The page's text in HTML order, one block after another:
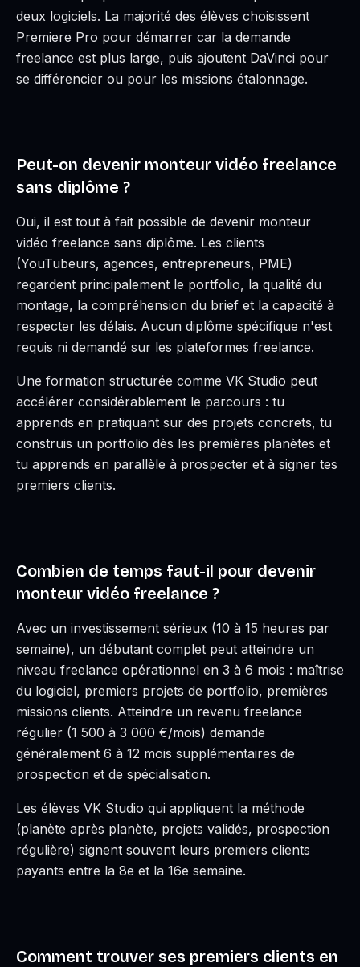
deux logiciels. La majorité des élèves choisissent
Premiere Pro pour démarrer car la demande
freelance est plus large, puis ajoutent DaVinci pour
se différencier ou pour les missions étalonnage.
Peut-on devenir monteur vidéo freelance
sans diplôme ?
Oui, il est tout à fait possible de devenir monteur
vidéo freelance sans diplôme. Les clients
(YouTubeurs, agences, entrepreneurs, PME)
regardent principalement le portfolio, la qualité du
montage, la compréhension du brief et la capacité à
respecter les délais. Aucun diplôme spécifique n'est
requis ni demandé sur les plateformes freelance.
Une formation structurée comme VK Studio peut
accélérer considérablement le parcours : tu
apprends en pratiquant sur des projets concrets, tu
construis un portfolio dès les premières planètes et
tu apprends en parallèle à prospecter et à signer tes
premiers clients.
Combien de temps faut-il pour devenir
monteur vidéo freelance ?
Avec un investissement sérieux (10 à 15 heures par
semaine), un débutant complet peut atteindre un
niveau freelance opérationnel en 3 à 6 mois : maîtrise
du logiciel, premiers projets de portfolio, premières
missions clients. Atteindre un revenu freelance
régulier (1 500 à 3 000 €/mois) demande
généralement 6 à 12 mois supplémentaires de
prospection et de spécialisation.
Les élèves VK Studio qui appliquent la méthode
(planète après planète, projets validés, prospection
régulière) signent souvent leurs premiers clients
payants entre la 8e et la 16e semaine.
Comment trouver ses premiers clients en